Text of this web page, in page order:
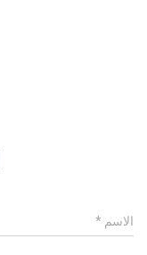
الاسم *